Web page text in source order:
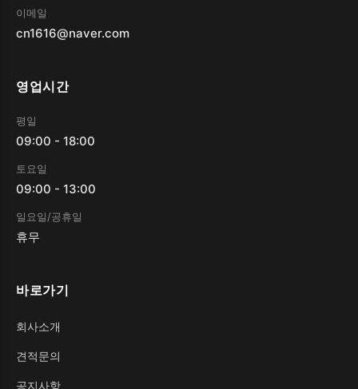
이메일
cn1616@naver.com
영업시간
평일
09:00 - 18:00
토요일
09:00 - 13:00
일요일/공휴일
휴무
바로가기
회사소개
견적문의
공지사항